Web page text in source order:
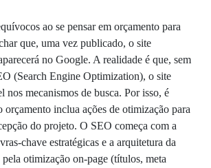
ao se pensar em orçamento para
que, uma vez publicado, o site
no Google. A realidade é que, sem
(Search Engine Optimization), o site
nos mecanismos de busca. Por isso, é
orçamento inclua ações de otimização para
do projeto. O SEO começa com a
chave estratégicas e a arquitetura da
otimização on-page (títulos, meta